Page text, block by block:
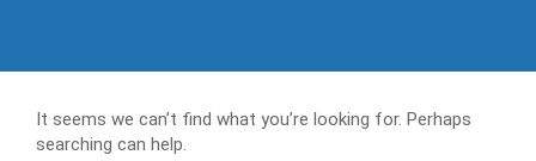
It seems we can’t find what you’re looking for. Perhaps
searching can help.